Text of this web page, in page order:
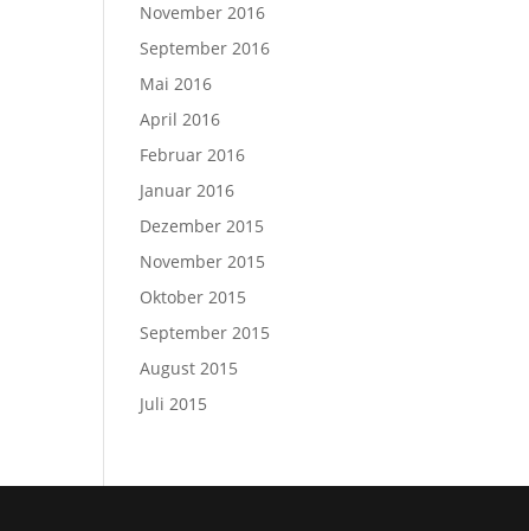
November 2016
September 2016
Mai 2016
April 2016
Februar 2016
Januar 2016
Dezember 2015
November 2015
Oktober 2015
September 2015
August 2015
Juli 2015